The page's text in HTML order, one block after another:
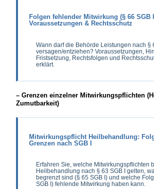
Folgen fehlender Mitwirkung (§ 66 SGB
Voraussetzungen & Rechtsschutz
Wann darf die Behörde Leistungen nach §
versagen/entziehen? Voraussetzungen,
Fristsetzung, Rechtsfolgen und
erklärt.
– Grenzen einzelner Mitwirkungspflichten
Zumutbarkeit)
Mitwirkungspflicht Heilbehandlung:
Grenzen nach SGB I
Erfahren Sie, welche Mitwirkungspflichten
Heilbehandlung nach § 63 SGB I gelten,
begrenzt sind (§ 65 SGB I) und welche
SGB I) fehlende Mitwirkung haben kann.